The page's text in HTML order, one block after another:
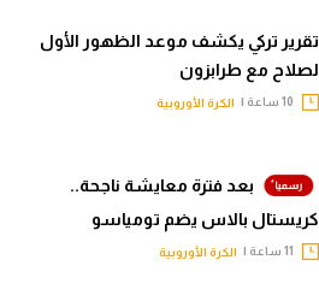
تقرير تركي يكشف موعد الظهور الأول
لصلاح مع طرابزون
الكرة الأوروبية
بعد فترة معايشة ناجحة..
كريستال بالاس يضم تومياسو
الكرة الأوروبية